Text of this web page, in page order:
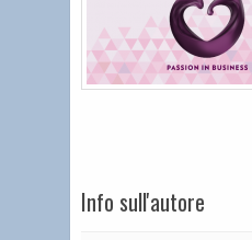
Info sull'autore